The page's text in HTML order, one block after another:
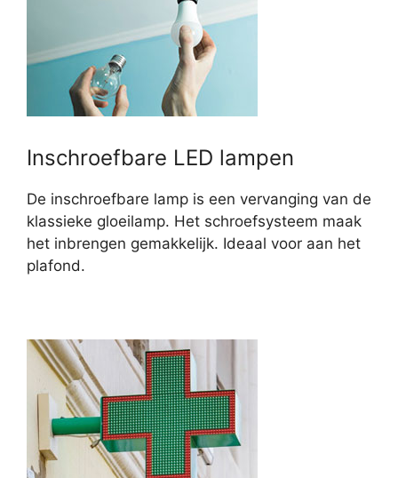
Inschroefbare LED lampen
De inschroefbare lamp is een vervanging van de
klassieke gloeilamp. Het schroefsysteem maak
het inbrengen gemakkelijk. Ideaal voor aan het
plafond.